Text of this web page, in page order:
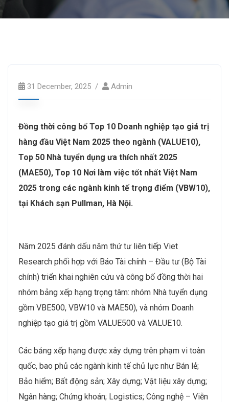
31 December, 2025 Admin
Đồng thời công bố Top 10 Doanh nghiệp tạo giá trị
hàng đầu Việt Nam 2025 theo ngành (VALUE10),
Top 50 Nhà tuyển dụng ưa thích nhất 2025
(MAE50), Top 10 Nơi làm việc tốt nhất Việt Nam
2025 trong các ngành kinh tế trọng điểm (VBW10),
tại Khách sạn Pullman, Hà Nội.
Năm 2025 đánh dấu năm thứ tư liên tiếp Viet
Research phối hợp với Báo Tài chính – Đầu tư (Bộ Tài
chính) triển khai nghiên cứu và công bố đồng thời hai
nhóm bảng xếp hạng trọng tâm: nhóm Nhà tuyển dụng
gồm VBE500, VBW10 và MAE50), và nhóm Doanh
nghiệp tạo giá trị gồm VALUE500 và VALUE10.
Các bảng xếp hạng được xây dựng trên phạm vi toàn
quốc, bao phủ các ngành kinh tế chủ lực như Bán lẻ;
Bảo hiểm; Bất động sản; Xây dựng; Vật liệu xây dựng;
Ngân hàng; Chứng khoán; Logistics; Công nghệ – Viễn